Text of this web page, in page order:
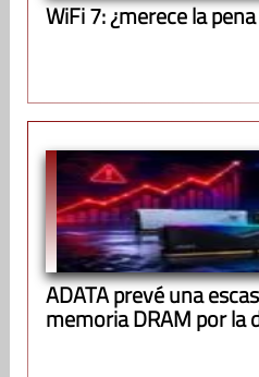
WiFi 7: ¿merece la
ADATA prevé una
memoria DRAM por la